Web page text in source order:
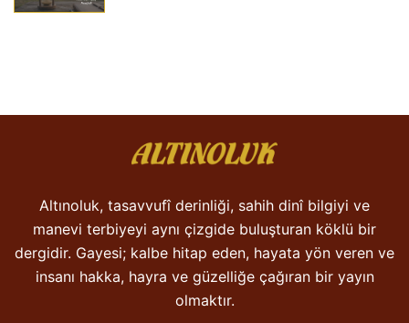
Altınoluk, tasavvufî derinliği, sahih dinî bilgiyi ve
manevi terbiyeyi aynı çizgide buluşturan köklü bir
dergidir. Gayesi; kalbe hitap eden, hayata yön veren ve
insanı hakka, hayra ve güzelliğe çağıran bir yayın
olmaktır.